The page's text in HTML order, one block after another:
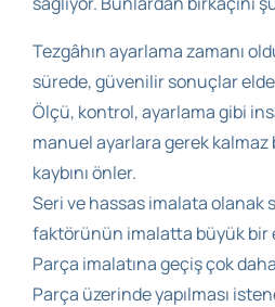
Tezgâhın ayarlama zamanı
sürede, güvenilir sonuçlar
Ölçü, kontrol, ayarlama gibi
manuel ayarlara gerek
kaybını önler.
Seri ve hassas imalata olanak
faktörünün imalatta büyük bir
Parça imalatına geçiş çok daha
Parça üzerinde yapılması